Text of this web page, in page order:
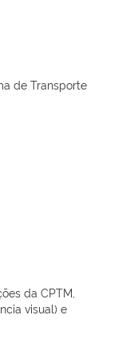
de Transporte
da CPTM,
visual) e